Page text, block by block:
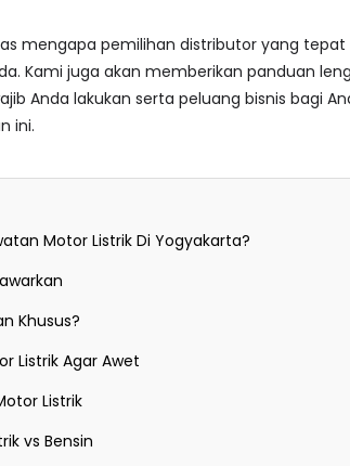
mengapa pemilihan distributor yang tepat
Kami juga akan memberikan panduan
Anda lakukan serta peluang bisnis bagi
ini.
Motor Listrik Di Yogyakarta?
Khusus?
Listrik Agar Awet
Listrik
vs Bensin